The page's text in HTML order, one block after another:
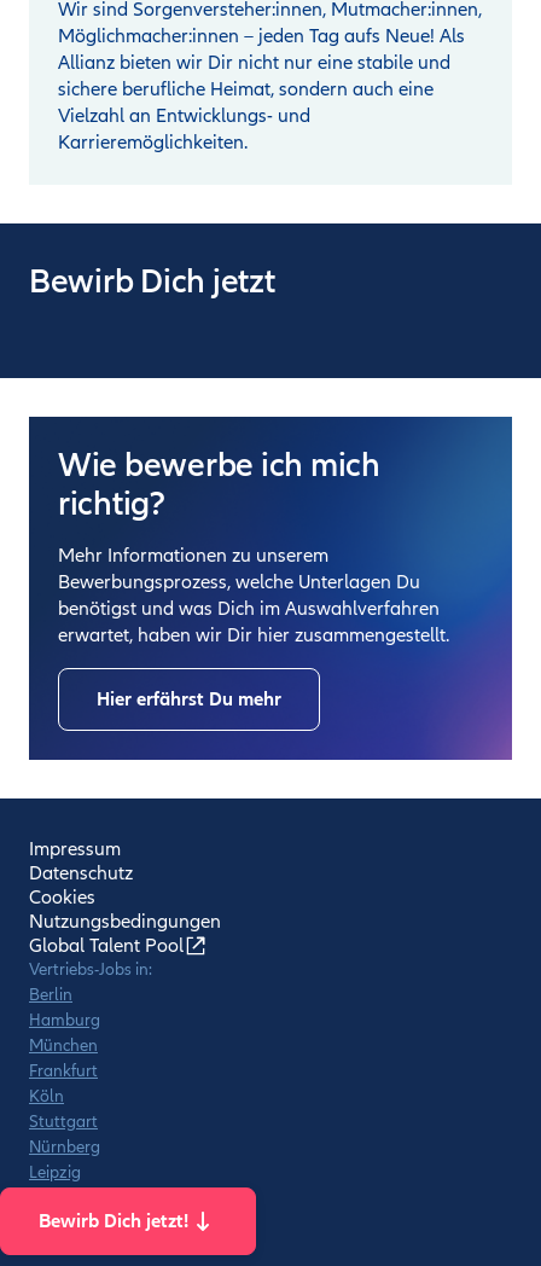
Wir sind Sorgenversteher:innen, Mutmacher:innen,
Möglichmacher:innen – jeden Tag aufs Neue! Als
Allianz bieten wir Dir nicht nur eine stabile und
sichere berufliche Heimat, sondern auch eine
Vielzahl an Entwicklungs- und
Karrieremöglichkeiten.
Bewirb Dich jetzt
Bewirb Dich jetzt!
Wie bewerbe ich mich
richtig?
Mehr Informationen zu unserem
Bewerbungsprozess, welche Unterlagen Du
benötigst und was Dich im Auswahlverfahren
erwartet, haben wir Dir hier zusammengestellt.
Hier erfährst Du mehr
Impressum
Datenschutz
Cookies
Nutzungsbedingungen
Global Talent Pool
Vertriebs-Jobs in:
Berlin
Hamburg
München
Frankfurt
Köln
Stuttgart
Nürnberg
Leipzig